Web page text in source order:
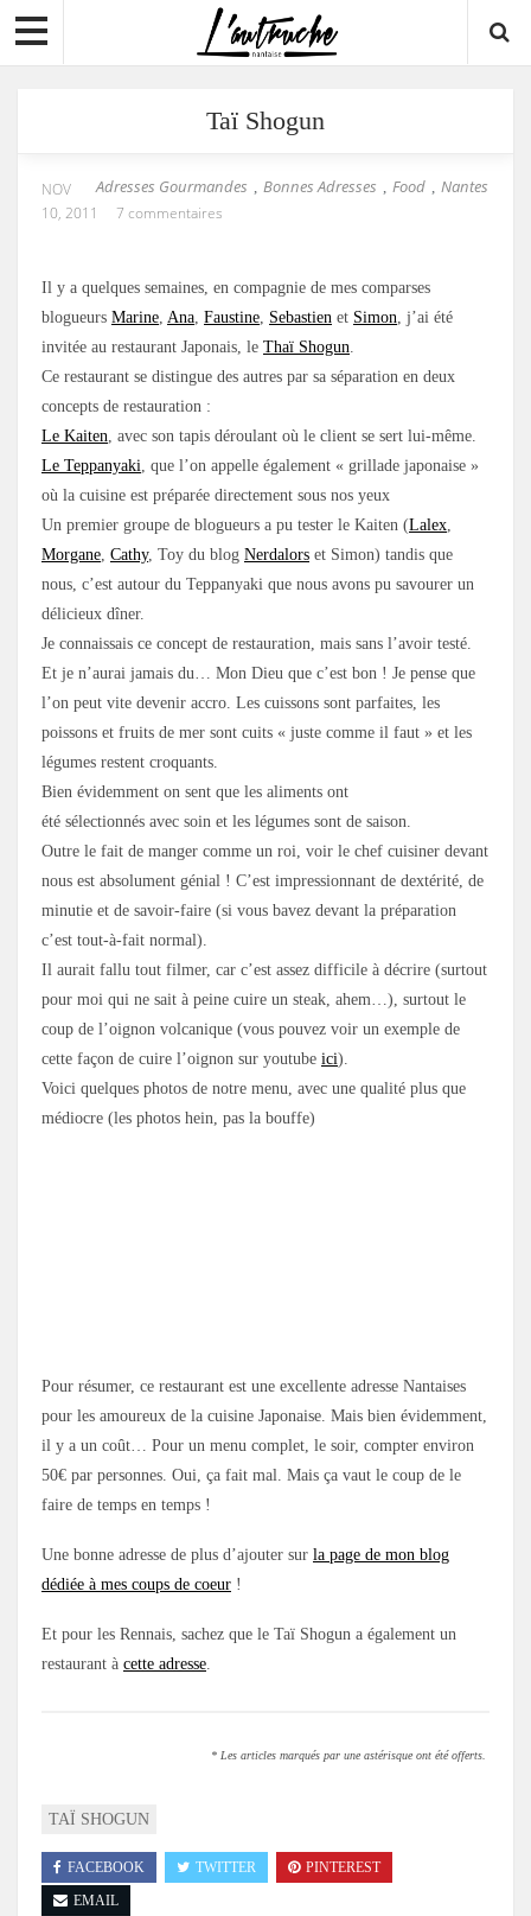
Taï Shogun
Adresses Gourmandes , Bonnes Adresses , Food , Nantes
NOV
10, 2011
7 commentaires
Il y a quelques semaines, en compagnie de mes comparses
blogueurs Marine, Ana, Faustine, Sebastien et Simon, j’ai été
invitée au restaurant Japonais, le Thaï Shogun.
Ce restaurant se distingue des autres par sa séparation en deux
concepts de restauration :
Le Kaiten, avec son tapis déroulant où le client se sert lui-même.
Le Teppanyaki, que l’on appelle également « grillade japonaise »
où la cuisine est préparée directement sous nos yeux
Un premier groupe de blogueurs a pu tester le Kaiten (Lalex,
Morgane, Cathy, Toy du blog Nerdalors et Simon) tandis que
nous, c’est autour du Teppanyaki que nous avons pu savourer un
délicieux dîner.
Je connaissais ce concept de restauration, mais sans l’avoir testé.
Et je n’aurai jamais du… Mon Dieu que c’est bon ! Je pense que
l’on peut vite devenir accro. Les cuissons sont parfaites, les
poissons et fruits de mer sont cuits « juste comme il faut » et les
légumes restent croquants.
Bien évidemment on sent que les aliments ont
été sélectionnés avec soin et les légumes sont de saison.
Outre le fait de manger comme un roi, voir le chef cuisiner devant
nous est absolument génial ! C’est impressionnant de dextérité, de
minutie et de savoir-faire (si vous bavez devant la préparation
c’est tout-à-fait normal).
Il aurait fallu tout filmer, car c’est assez difficile à décrire (surtout
pour moi qui ne sait à peine cuire un steak, ahem…), surtout le
coup de l’oignon volcanique (vous pouvez voir un exemple de
cette façon de cuire l’oignon sur youtube ici).
Voici quelques photos de notre menu, avec une qualité plus que
médiocre (les photos hein, pas la bouffe)
Pour résumer, ce restaurant est une excellente adresse Nantaises
pour les amoureux de la cuisine Japonaise. Mais bien évidemment,
il y a un coût… Pour un menu complet, le soir, compter environ
50€ par personnes. Oui, ça fait mal. Mais ça vaut le coup de le
faire de temps en temps !
Une bonne adresse de plus d’ajouter sur la page de mon blog
dédiée à mes coups de coeur !
Et pour les Rennais, sachez que le Taï Shogun a également un
restaurant à cette adresse.
* Les articles marqués par une astérisque ont été offerts.
TAÏ SHOGUN
FACEBOOK TWITTER
PINTEREST
EMAIL